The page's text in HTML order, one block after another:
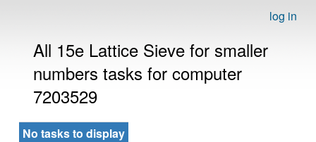
log in
All 15e Lattice Sieve for smaller
numbers tasks for computer
7203529
No tasks to display